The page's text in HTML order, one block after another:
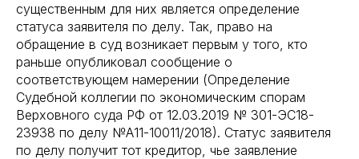
существенным для них является определение
статуса заявителя по делу. Так, право на
обращение в суд возникает первым у того, кто
раньше опубликовал сообщение о
соответствующем намерении (Определение
Судебной коллегии по экономическим спорам
Верховного суда РФ от 12.03.2019 № 301-ЭС18-
23938 по делу №А11-10011/2018). Статус заявителя
по делу получит тот кредитор, чье заявление